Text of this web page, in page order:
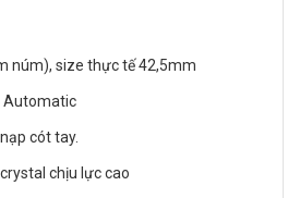
núm), size thực tế 42,5mm
Automatic
cót tay.
chịu lực cao